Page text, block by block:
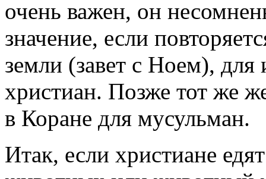
очень важен, он
значение, если
земли (завет с Ноем), для
христиан. Позже тот же
в Коране для мусульман.
Итак, если христиане